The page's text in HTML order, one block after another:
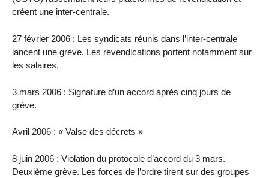
créent une inter-centrale.
27 février 2006 : Les syndicats réunis dans l’inter-centrale
lancent une grève. Les revendications portent notamment sur
les salaires.
3 mars 2006 : Signature d’un accord après cinq jours de
grève.
Avril 2006 : « Valse des décrets »
8 juin 2006 : Violation du protocole d’accord du 3 mars.
Deuxième grève. Les forces de l’ordre tirent sur des groupes